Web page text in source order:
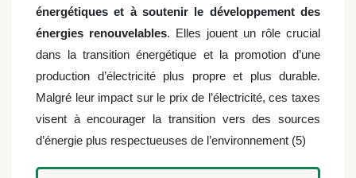
énergétiques et à soutenir le développement des
énergies renouvelables. Elles jouent un rôle crucial
dans la transition énergétique et la promotion d’une
production d’électricité plus propre et plus durable.
Malgré leur impact sur le prix de l’électricité, ces taxes
visent à encourager la transition vers des sources
d’énergie plus respectueuses de l’environnement (5)